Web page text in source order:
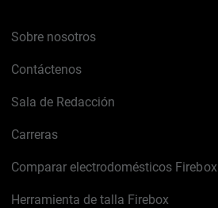
Sobre nosotros
Contáctenos
Sala de Redacción
Carreras
Comparar electrodomésticos Firebox
Herramienta de talla Firebox